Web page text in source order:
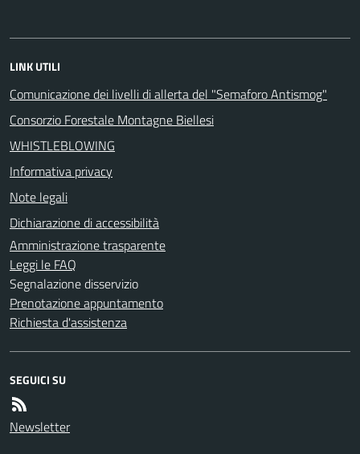
LINK UTILI
Comunicazione dei livelli di allerta del "Semaforo Antismog"
Consorzio Forestale Montagne Biellesi
WHISTLEBLOWING
Informativa privacy
Note legali
Dichiarazione di accessibilità
Amministrazione trasparente
Leggi le FAQ
Segnalazione disservizio
Prenotazione appuntamento
Richiesta d'assistenza
SEGUICI SU
Newsletter